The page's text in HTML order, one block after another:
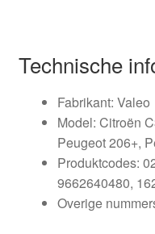
Technische
Fabrikant: Valeo
Model: Citroën
Peugeot 206+,
Produktcodes:
9662640480,
Overige